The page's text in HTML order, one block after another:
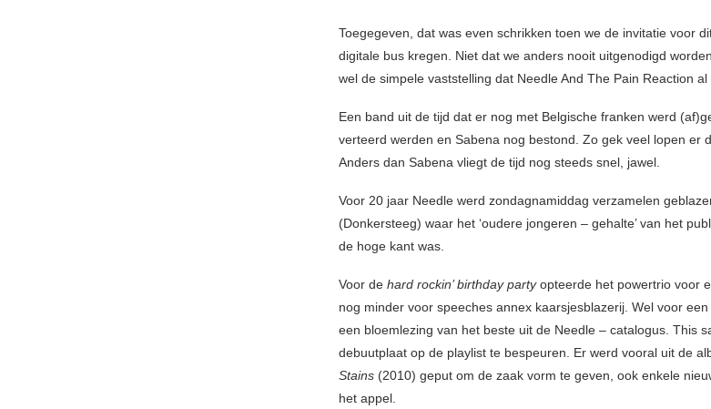
Toegegeven, dat was even schrikken toen we de invitatie voor
digitale bus kregen. Niet dat we anders nooit uitgenodigd
wel de simpele vaststelling dat Needle And The Pain Reaction
Een band uit de tijd dat er nog met Belgische franken werd
verteerd werden en Sabena nog bestond. Zo gek veel lopen er
Anders dan Sabena vliegt de tijd nog steeds snel, jawel.
Voor 20 jaar Needle werd zondagnamiddag verzamelen
(Donkersteeg) waar het ‘oudere jongeren – gehalte’ van het
de hoge kant was.
Voor de hard rockin’ birthday partyopteerde het powertrio voor
nog minder voor speeches annex kaarsjesblazerij. Wel voor
een bloemlezing van het beste uit de Needle – catalogus. This
debuutplaat op de playlist te bespeuren. Er werd vooral uit de
Stains (2010) geput om de zaak vorm te geven, ook enkele
het appel.